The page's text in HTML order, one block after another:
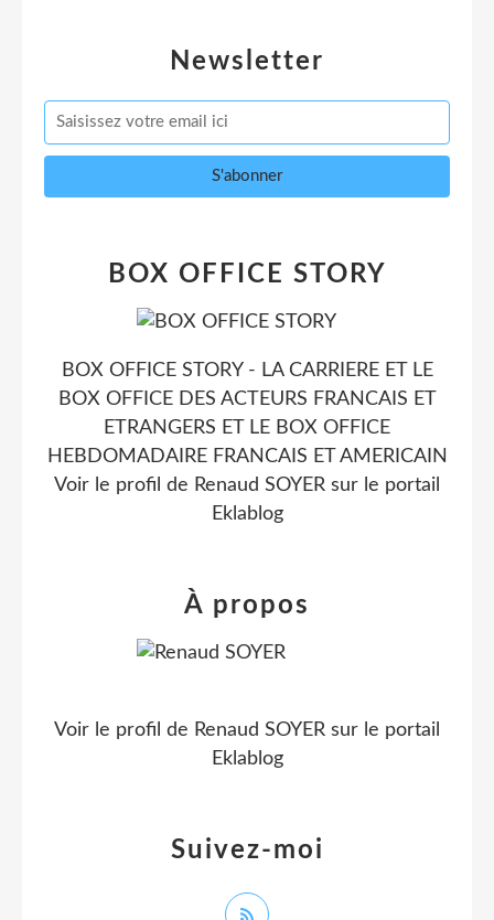
Newsletter
BOX OFFICE STORY
BOX OFFICE STORY - LA CARRIERE ET LE
BOX OFFICE DES ACTEURS FRANCAIS ET
ETRANGERS ET LE BOX OFFICE
HEBDOMADAIRE FRANCAIS ET AMERICAIN
Voir le profil de Renaud SOYER sur le portail
Eklablog
Suivez-moi
À propos
Voir le profil de Renaud SOYER sur le portail
Eklablog